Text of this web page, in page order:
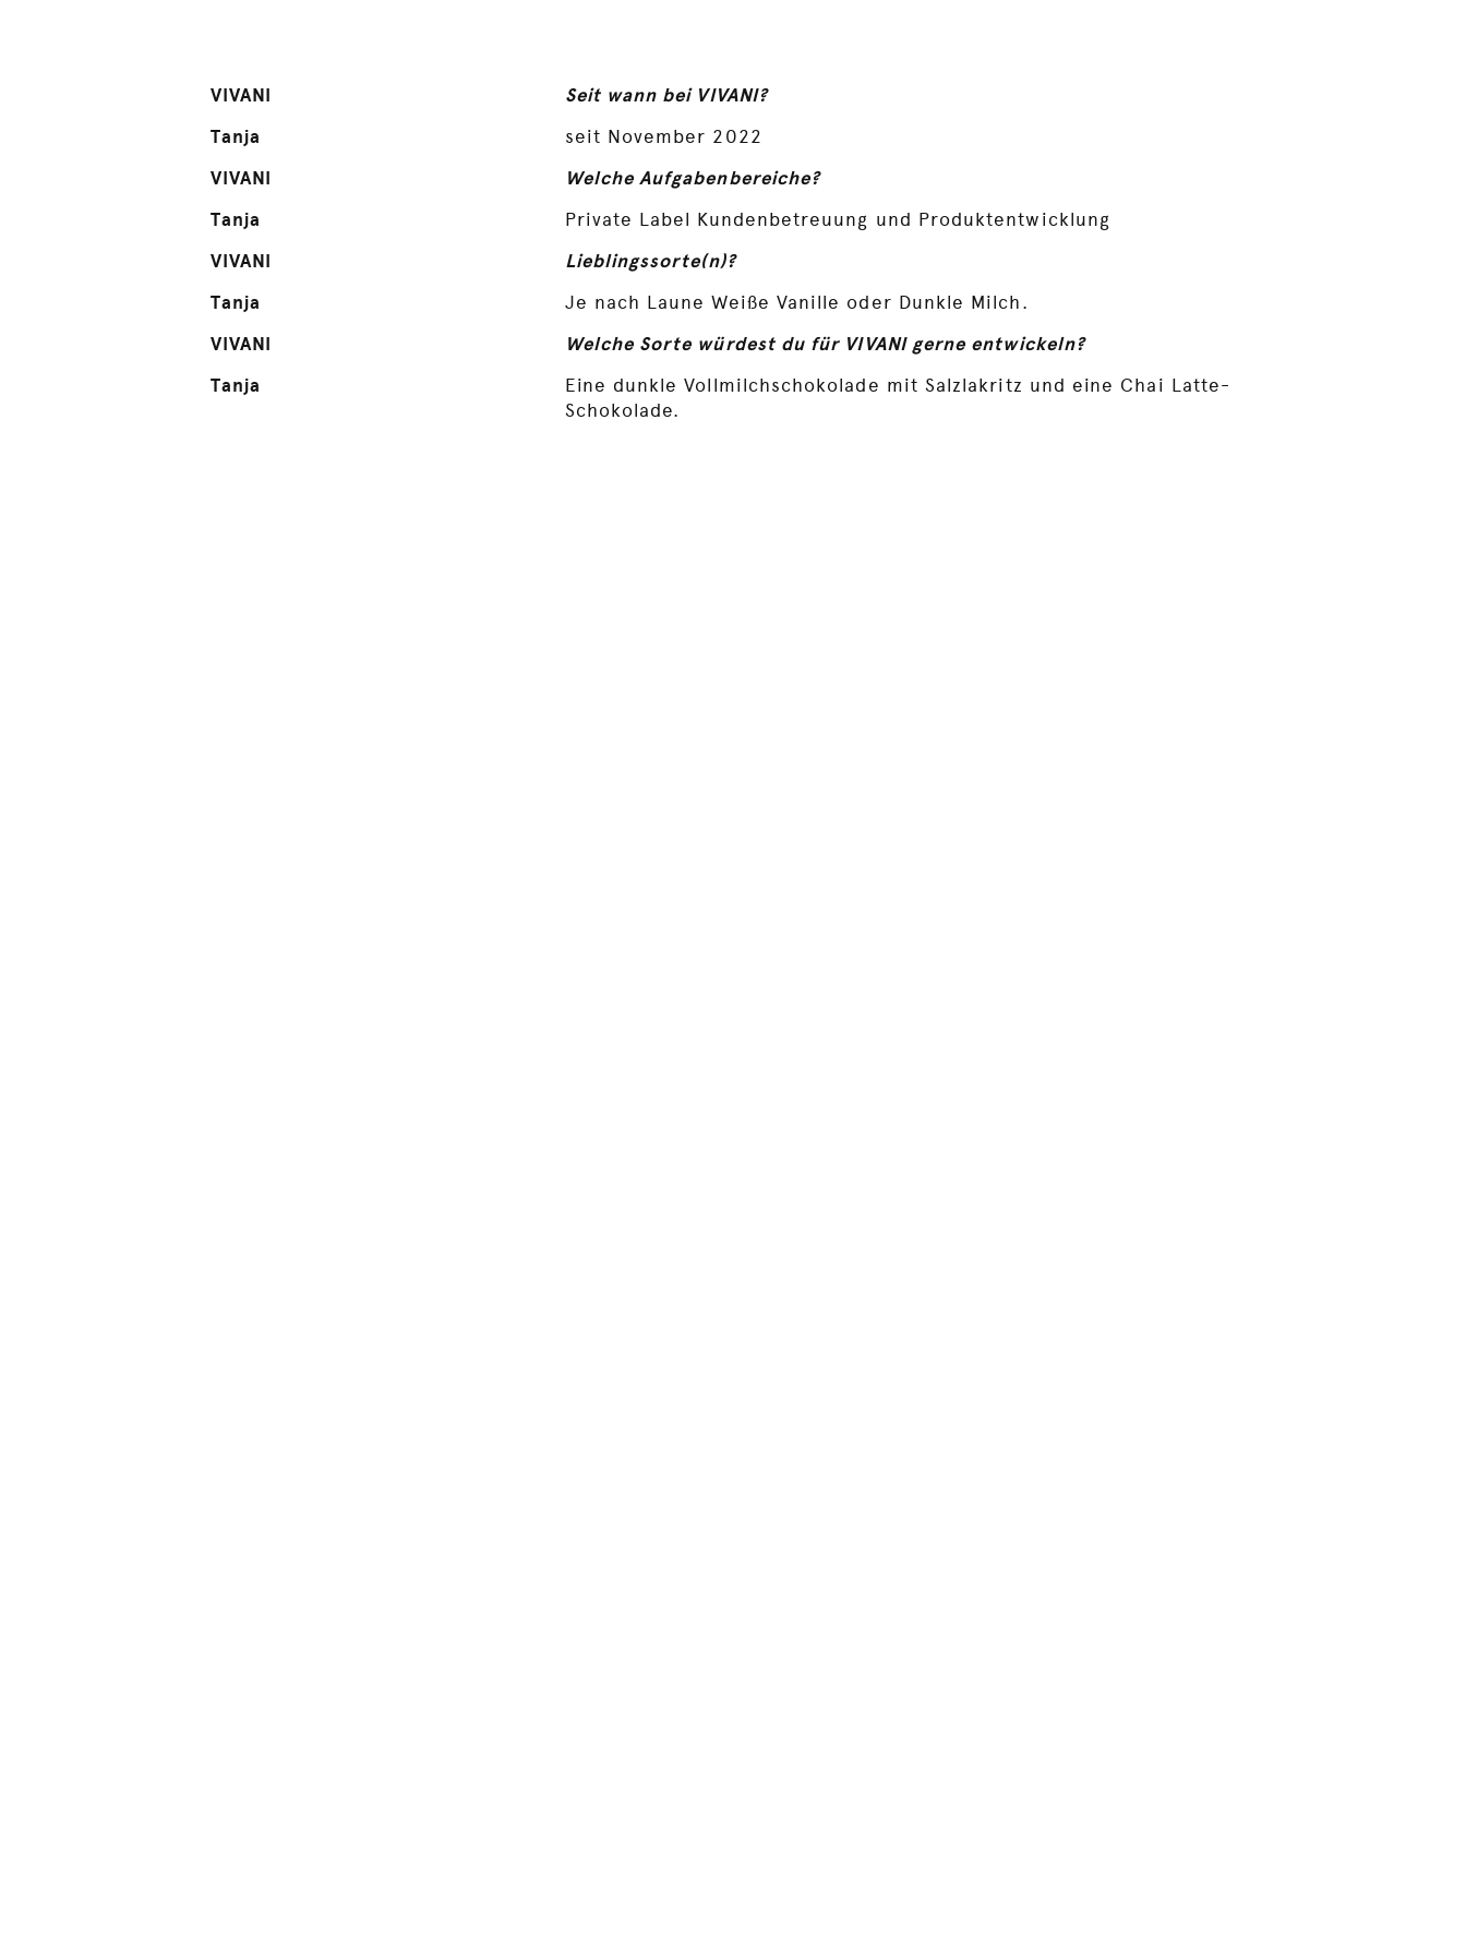
VIVANI
Seit wann bei VIVANI?
Tanja
seit November 2022
VIVANI
Welche Aufgabenbereiche?
Tanja
Private Label Kundenbetreuung und Produktentwicklung
VIVANI
Lieblingssorte(n)?
Tanja
Je nach Laune Weiße Vanille oder Dunkle Milch.
VIVANI
Welche Sorte würdest du für VIVANI gerne entwickeln?
Tanja
Eine dunkle Vollmilchschokolade mit Salzlakritz und eine Chai Latte-
Schokolade.